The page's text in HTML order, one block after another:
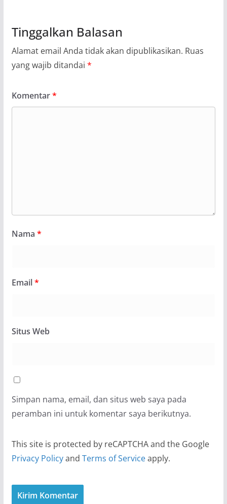
Tinggalkan Balasan
Alamat email Anda tidak akan dipublikasikan. Ruas
yang wajib ditandai *
Komentar*
Nama *
Email*
Situs Web
Simpan nama, email, dan situs web saya pada
peramban ini untuk komentar saya berikutnya.
This site is protected by reCAPTCHA and the Google
Privacy Policyand Terms of Serviceapply.